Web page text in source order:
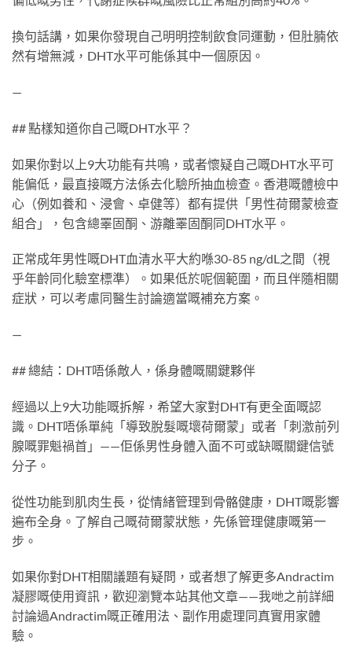
換句話講，如果你發現自己明明控制飲食同運動，但肚腩依
然有增無減，DHT水平可能係其中一個原因。
—
## 點樣知道你自己嘅DHT水平？
如果你對以上9大功能有共鳴，或者懷疑自己嘅DHT水平可
能偏低，最直接嘅方法係去化驗所抽血檢查。香港嘅體檢中
心（例如養和、浸會、卓健等）都有提供「男性荷爾蒙檢查
組合」，包含總睪固酮、游離睪固酮同DHT水平。
正常成年男性嘅DHT血清水平大約喺30-85 ng/dL之間（視
乎年齡同化驗室標準）。如果低於呢個範圍，而且伴隨相關
症狀，可以考慮同醫生討論適當嘅補充方案。
—
## 總結：DHT唔係敵人，係身體嘅關鍵夥伴
經過以上9大功能嘅拆解，希望大家對DHT有更全面嘅認
識。DHT唔係單純「導致脫髮嘅壞荷爾蒙」或者「刺激前列
腺嘅罪魁禍首」——佢係男性身體入面不可或缺嘅關鍵信號
分子。
從性功能到肌肉生長，從情緒管理到骨骼健康，DHT嘅影響
遍布全身。了解自己嘅荷爾蒙狀態，先係管理健康嘅第一
步。
如果你對DHT相關議題有疑問，或者想了解更多Andractim
凝膠嘅使用資訊，歡迎瀏覽本站其他文章——我哋之前詳細
討論過Andractim嘅正確用法、副作用處理同真實用家體
驗。